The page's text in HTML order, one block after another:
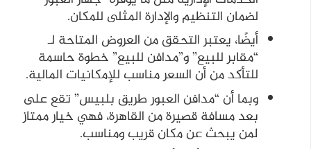
لضمان التنظيم والإدارة المثلى للمكان.
أيضًا، يعتبر التحقق من العروض المتاحة لـ
“مقابر للبيع” و”مدافن للبيع” خطوة حاسمة
للتأكد من أن السعر مناسب للإمكانيات المالية.
وبما أن “مدافن العبور طريق بلبيس” تقع على
بعد مسافة قصيرة من القاهرة، فهي خيار ممتاز
لمن يبحث عن مكان قريب ومناسب.